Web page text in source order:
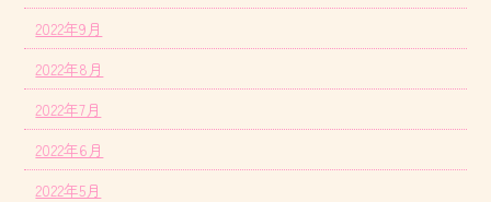
2022年9月
2022年8月
2022年7月
2022年6月
2022年5月